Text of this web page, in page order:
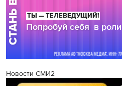
Новости СМИ2